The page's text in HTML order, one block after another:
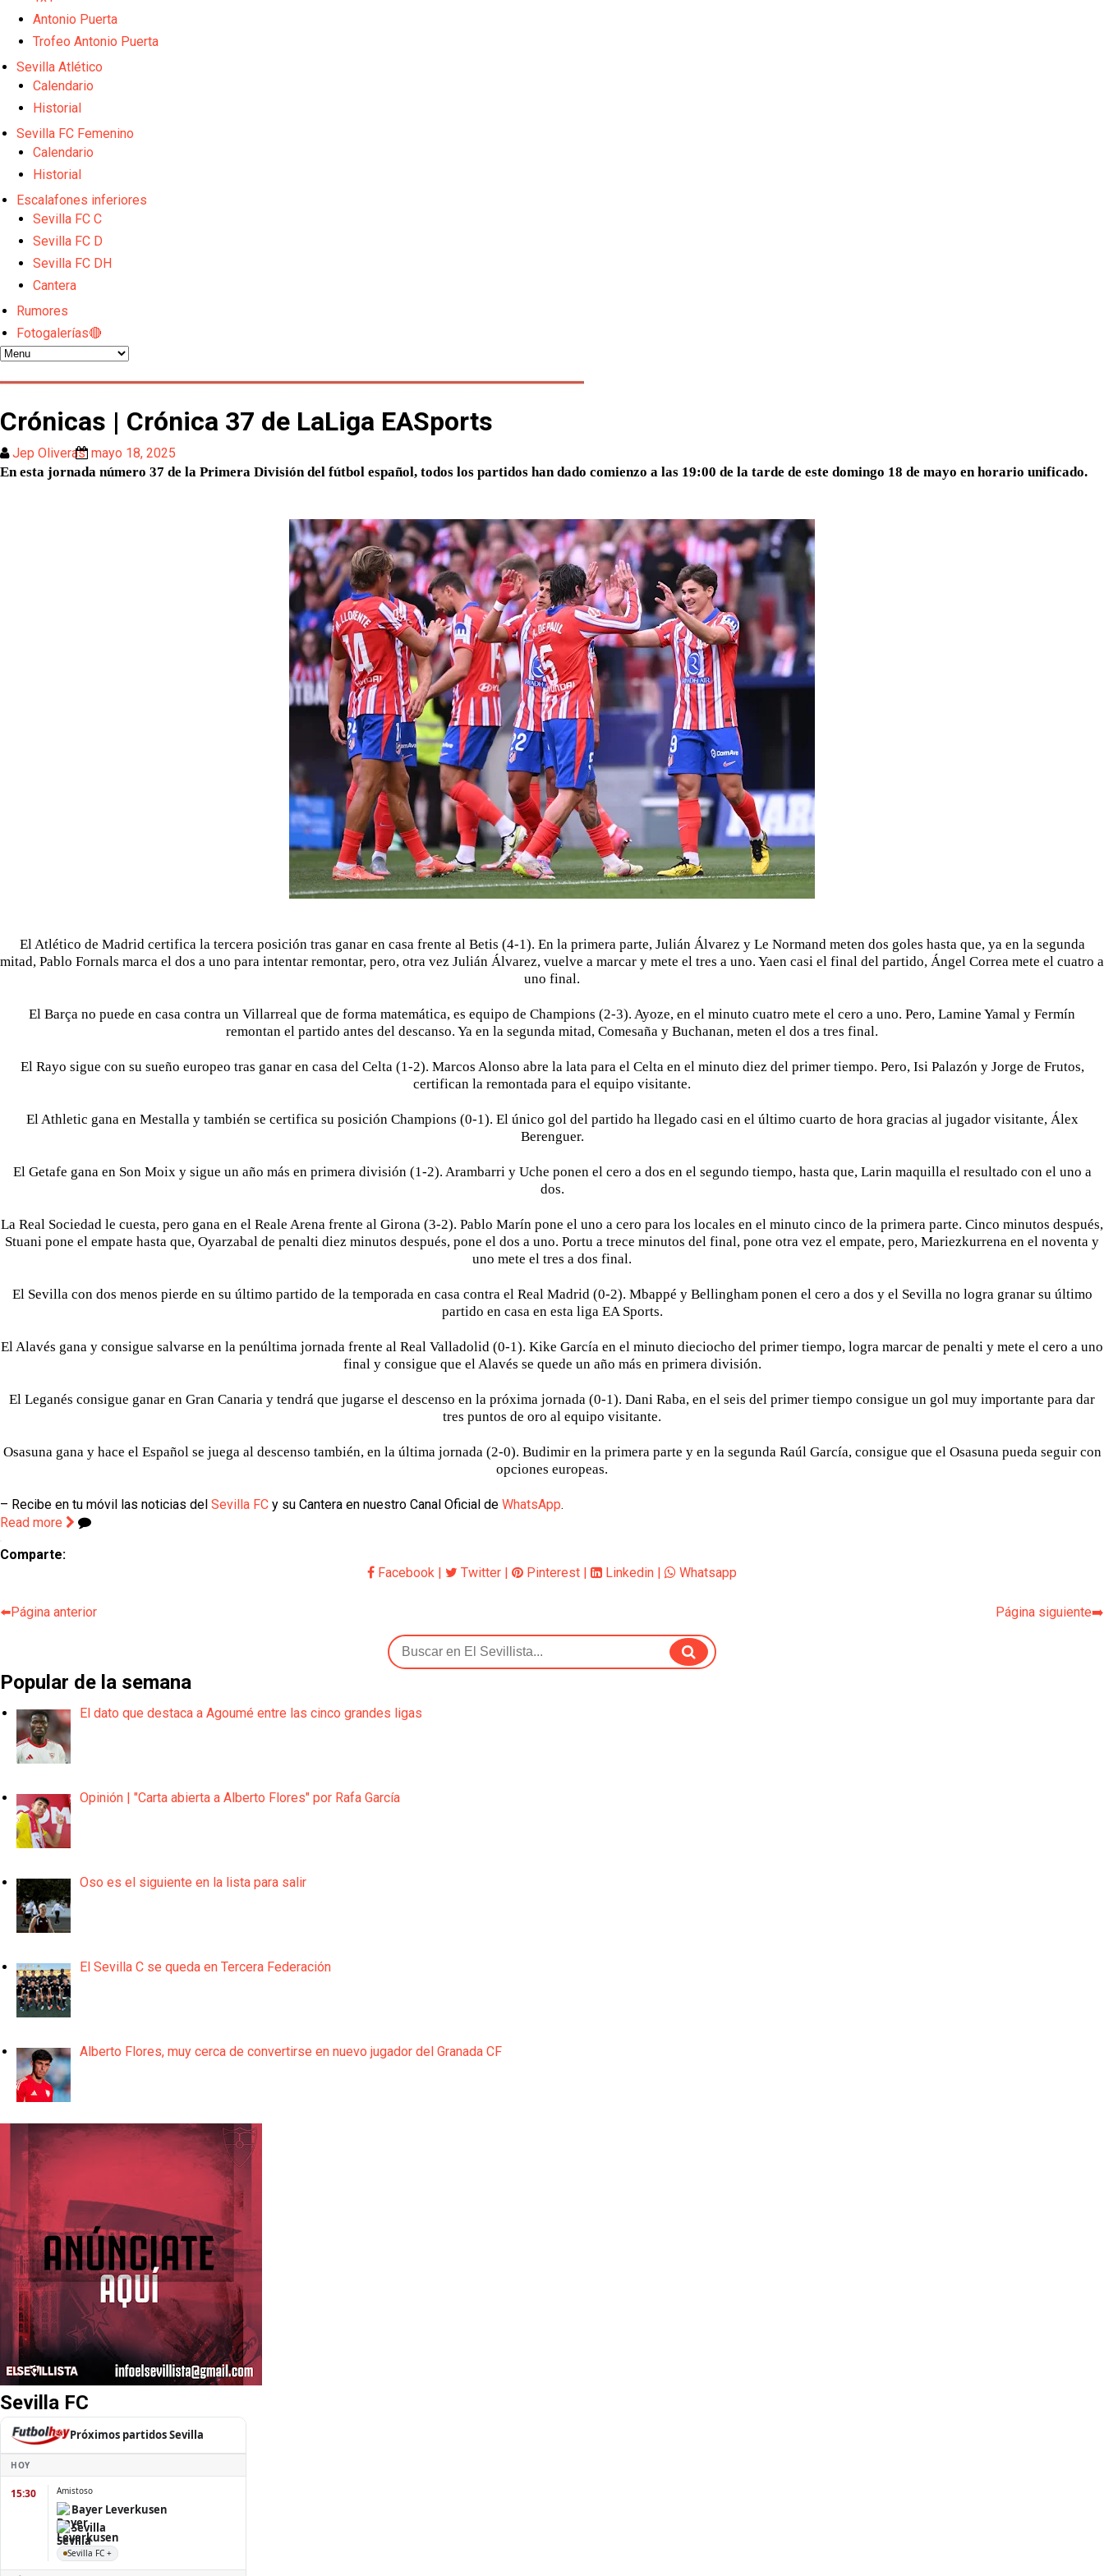
Oso es el siguiente en la lista para salir
Banquillos confirmados: así queda la cantera del Sevilla Femenino para la 2026/27
Previa | El Sevilla FC cierra la pretemporada con el exigente choque ante el Bayer Leverkusen
Antonio Puerta
Trofeo Antonio Puerta
Sevilla Atlético
Calendario
Historial
Sevilla FC Femenino
Calendario
Historial
Escalafones inferiores
Sevilla FC C
Sevilla FC D
Sevilla FC DH
Cantera
Rumores
Fotogalerías🔴
Crónicas | Crónica 37 de LaLiga EASports
Jep Oliveras mayo 18, 2025
En esta jornada número 37 de la Primera División del fútbol español, todos los partidos han dado comienzo a las 19:00 de la tarde de este domingo 18 de mayo en horario unificado.
El Atlético de Madrid certifica la tercera posición tras ganar en casa frente al Betis (4-1). En la primera parte, Julián Álvarez y Le Normand meten dos goles hasta que, ya en la segunda
mitad, Pablo Fornals marca el dos a uno para intentar remontar, pero, otra vez Julián Álvarez, vuelve a marcar y mete el tres a uno. Yaen casi el final del partido, Ángel Correa mete el cuatro a
uno final.
El Barça no puede en casa contra un Villarreal que de forma matemática, es equipo de Champions (2-3). Ayoze, en el minuto cuatro mete el cero a uno. Pero, Lamine Yamal y Fermín
remontan el partido antes del descanso. Ya en la segunda mitad, Comesaña y Buchanan, meten el dos a tres final.
El Rayo sigue con su sueño europeo tras ganar en casa del Celta (1-2). Marcos Alonso abre la lata para el Celta en el minuto diez del primer tiempo. Pero, Isi Palazón y Jorge de Frutos,
certifican la remontada para el equipo visitante.
El Athletic gana en Mestalla y también se certifica su posición Champions (0-1). El único gol del partido ha llegado casi en el último cuarto de hora gracias al jugador visitante, Álex
Berenguer.
El Getafe gana en Son Moix y sigue un año más en primera división (1-2). Arambarri y Uche ponen el cero a dos en el segundo tiempo, hasta que, Larin maquilla el resultado con el uno a
dos.
La Real Sociedad le cuesta, pero gana en el Reale Arena frente al Girona (3-2). Pablo Marín pone el uno a cero para los locales en el minuto cinco de la primera parte. Cinco minutos después,
Stuani pone el empate hasta que, Oyarzabal de penalti diez minutos después, pone el dos a uno. Portu a trece minutos del final, pone otra vez el empate, pero, Mariezkurrena en el noventa y
uno mete el tres a dos final.
El Sevilla con dos menos pierde en su último partido de la temporada en casa contra el Real Madrid (0-2). Mbappé y Bellingham ponen el cero a dos y el Sevilla no logra granar su último
partido en casa en esta liga EA Sports.
El Alavés gana y consigue salvarse en la penúltima jornada frente al Real Valladolid (0-1). Kike García en el minuto dieciocho del primer tiempo, logra marcar de penalti y mete el cero a uno
final y consigue que el Alavés se quede un año más en primera división.
El Leganés consigue ganar en Gran Canaria y tendrá que jugarse el descenso en la próxima jornada (0-1). Dani Raba, en el seis del primer tiempo consigue un gol muy importante para dar
tres puntos de oro al equipo visitante.
Osasuna gana y hace el Español se juega al descenso también, en la última jornada (2-0). Budimir en la primera parte y en la segunda Raúl García, consigue que el Osasuna pueda seguir con
opciones europeas.
– Recibe en tu móvil las noticias del Sevilla FC y su Cantera en nuestro Canal Oficial de WhatsApp.
Read more
Comparte:
Facebook | Twitter | Pinterest | Linkedin | Whatsapp
⬅️Página anterior Página siguiente➡️
Popular de la semana
El dato que destaca a Agoumé entre las cinco grandes ligas
Opinión | "Carta abierta a Alberto Flores" por Rafa García
Oso es el siguiente en la lista para salir
El Sevilla C se queda en Tercera Federación
Alberto Flores, muy cerca de convertirse en nuevo jugador del Granada CF
Sevilla FC